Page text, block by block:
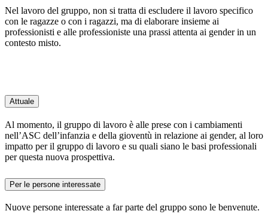
Nel lavoro del gruppo, non si tratta di escludere il lavoro specifico
con le ragazze o con i ragazzi, ma di elaborare insieme ai
professionisti e alle professioniste una prassi attenta ai gender in un
contesto misto.
Attuale
Al momento, il gruppo di lavoro è alle prese con i cambiamenti
nell’ASC dell’infanzia e della gioventù in relazione ai gender, al loro
impatto per il gruppo di lavoro e su quali siano le basi professionali
per questa nuova prospettiva.
Per le persone interessate
Nuove persone interessate a far parte del gruppo sono le benvenute.